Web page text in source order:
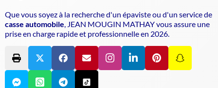
Que vous soyez à la recherche d'un épavisteou d'un service de
casse automobile , JEAN MOUGIN MATHAY vous assure une
prise en charge rapide et professionnelle en 2026.